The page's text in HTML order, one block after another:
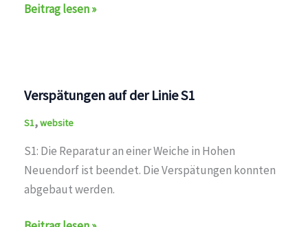
Bauarbeiten
Beitrag lesen »
Verspätungen auf der Linie S1
S1,website
S1: Die Reparatur an einer Weiche in Hohen
Neuendorf ist beendet. Die Verspätungen konnten
abgebaut werden.